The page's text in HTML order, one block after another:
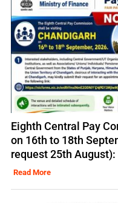
Eighth Central Pay
on 16th to 18th
request 25th
Read More